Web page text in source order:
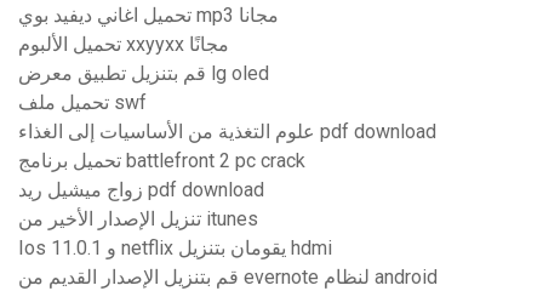
تحميل اغاني ديفيد بوي mp3 مجانا
تحميل الألبوم xxyyxx مجانًا
قم بتنزيل تطبيق معرض lg oled
تحميل ملف swf
علوم التغذية من الأساسيات إلى الغذاء pdf download
تحميل برنامج battlefront 2 pc crack
زواج ميشيل ريد pdf download
تنزيل الإصدار الأخير من itunes
Ios 11.0.1 و netflix يقومان بتنزيل hdmi
قم بتنزيل الإصدار القديم من evernote لنظام android